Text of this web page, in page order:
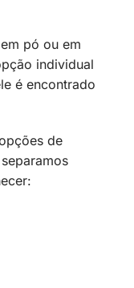
pó ou em
individual
é encontrado
de